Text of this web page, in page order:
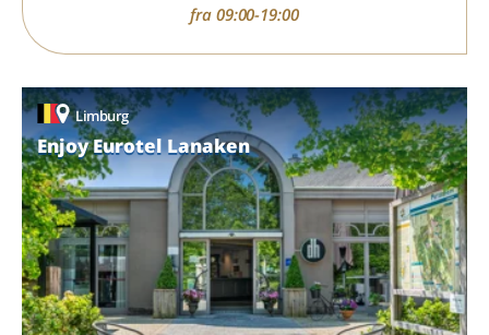
fra 09:00-19:00
Limburg
Enjoy Eurotel Lanaken